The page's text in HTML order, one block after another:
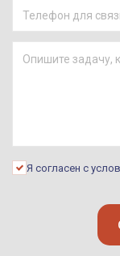
Я согласен с